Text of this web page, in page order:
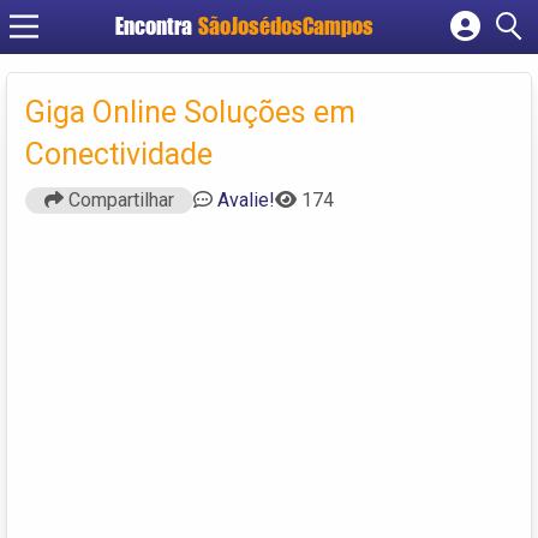
Encontra SãoJosédosCampos
Cadastrar empresa
Fazer login
Criar conta
Giga Online Soluções em
Conectividade
Compartilhar Avalie! 174